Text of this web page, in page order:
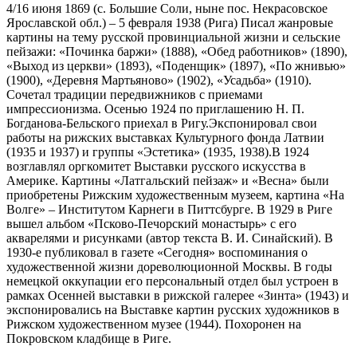
4/16 июня 1869 (с. Большие Соли, ныне пос. Некрасовское
Ярославской обл.) – 5 февраля 1938 (Рига) Писал жанровые
картины на тему русской провинциальной жизни и сельские
пейзажи: «Починка баржи» (1888), «Обед работников» (1890),
«Выход из церкви» (1893), «Поденщик» (1897), «По жнивью»
(1900), «Деревня Мартьяново» (1902), «Усадьба» (1910).
Сочетал традиции передвижников с приемами
импрессионизма. Осенью 1924 по приглашению Н. П.
Богданова-Бельского приехал в Ригу.Экспонировал свои
работы на рижских выставках Культурного фонда Латвии
(1935 и 1937) и группы «Эстетика» (1935, 1938).В 1924
возглавлял оргкомитет Выставки русского искусства в
Америке. Картины «Латгальский пейзаж» и «Весна» были
приобретены Рижским художественным музеем, картина «На
Волге» – Институтом Карнеги в Питтсбурге. В 1929 в Риге
вышел альбом «Псково-Печорский монастырь» с его
акварелями и рисунками (автор текста В. И. Синайский). В
1930-е публиковал в газете «Сегодня» воспоминания о
художественной жизни дореволюционной Москвы. В годы
немецкой оккупации его персональный отдел был устроен в
рамках Осенней выставки в рижской галерее «Зинта» (1943) и
экспонировались на Выставке картин русских художников в
Рижском художественном музее (1944). Похоронен на
Покровском кладбище в Риге.